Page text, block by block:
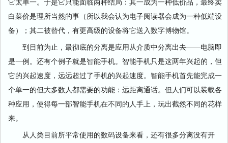
白菜价是理所当然的事（所以我会认为电子阅读器会成为一种低端设
备）；其二被替代，有更高级的设备将它送入数字博物馆。
到目前为止，最彻底的分离是应用从介质中分离出去——电脑即
是一例。还有个例子就是智能手机。智能手机只是这两年兴起的，但
它的兴起速度，远远超过了手机的兴起速度。智能手机首先能完成一
个单一的但大多数人都需要的功能：远距离通话。但人们可以装载各
种应用，使得每一部智能手机在不同的人手上，玩出截然不同的花样
来。
从人类目前所平常使用的数码设备来看，还有很多分离没有开